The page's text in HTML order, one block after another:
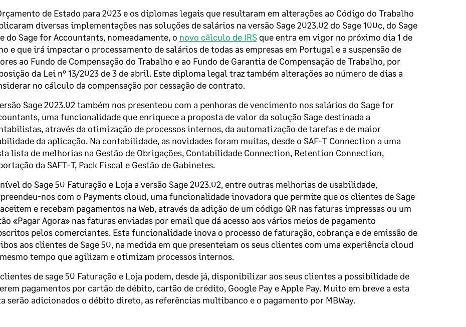
de Estado para 2023 e os diplomas legais que resultaram em alterações ao Código do Trabalho
diversas implementações nas soluções de salários na versão Sage 2023.02 do Sage 100c, do Sage
do Sage for Accountants, nomeadamente, o novo cálculo de IRSque entra em vigor no próximo dia 1 de
e que irá impactar o processamento de salários de todas as empresas em Portugal e a suspensão de
ao Fundo de Compensação do Trabalho e ao Fundo de Garantia de Compensação de Trabalho, por
da Lei nº 13/2023 de 3 de abril. Este diploma legal traz também alterações ao número de dias a
no cálculo da compensação por cessação de contrato.
Sage 2023.02 também nos presenteou com a penhoras de vencimento nos salários do Sage for
uma funcionalidade que enriquece a proposta de valor da solução Sage destinada a
através da otimização de processos internos, da automatização de tarefas e de maior
da aplicação. Na contabilidade, as novidades foram muitas, desde o SAF-T Connection a uma
lista de melhorias na Gestão de Obrigações, Contabilidade Connection, Retention Connection,
da SAFT-T, Pack Fiscal e Gestão de Gabinetes.
do Sage 50 Faturação e Loja a versão Sage 2023.02, entre outras melhorias de usabilidade,
nos com o Payments cloud, uma funcionalidade inovadora que permite que os clientes de Sage
e recebam pagamentos na Web, através da adição de um código QR nas faturas impressas ou um
«Pagar Agora» nas faturas enviadas por email que dá acesso aos vários meios de pagamento
pelos comerciantes. Esta funcionalidade inova o processo de faturação, cobrança e de emissão de
aos clientes de Sage 50, na medida em que presenteiam os seus clientes com uma experiência cloud
tempo que agilizam e otimizam processos internos.
clientes de sage 50 Faturação e Loja podem, desde já, disponibilizar aos seus clientes a possibilidade de
pagamentos por cartão de débito, cartão de crédito, Google Pay e Apple Pay. Muito em breve a esta
serão adicionados o débito direto, as referências multibanco e o pagamento por MBWay.